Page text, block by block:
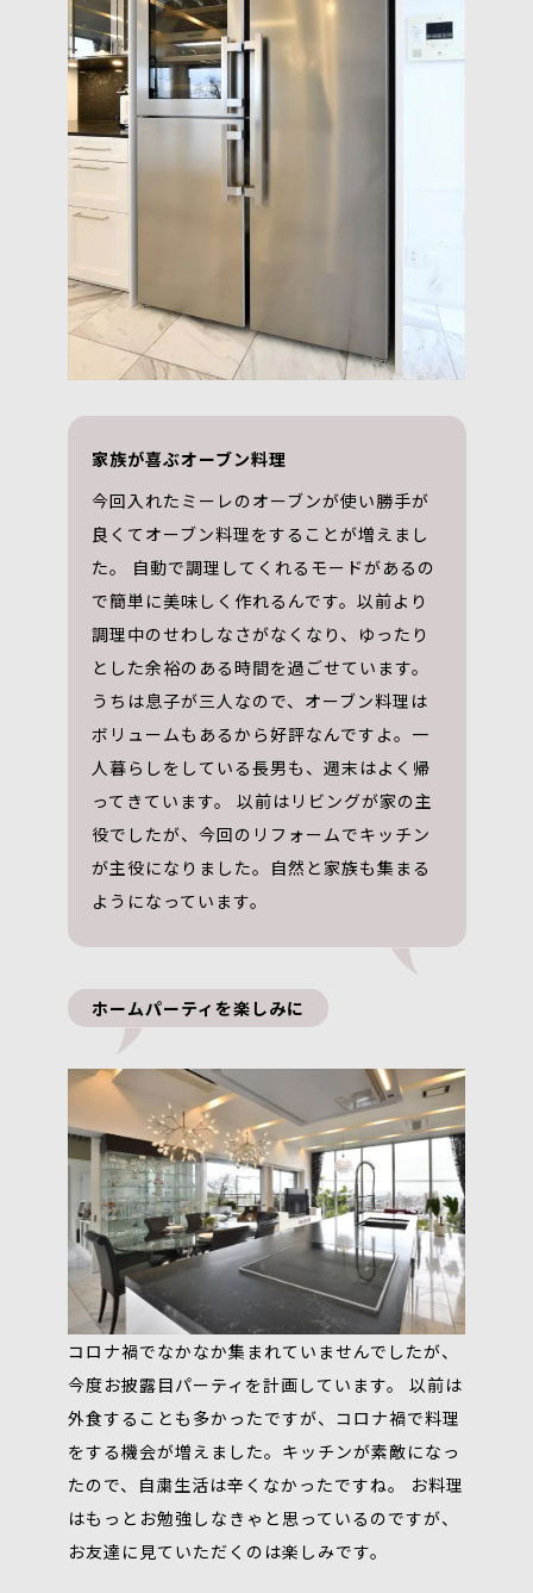
家族が喜ぶオーブン料理
今回入れたミーレのオーブンが使い勝手が
良くてオーブン料理をすることが増えまし
た。 自動で調理してくれるモードがあるの
で簡単に美味しく作れるんです。以前より
調理中のせわしなさがなくなり、ゆったり
とした余裕のある時間を過ごせています。
うちは息子が三人なので、オーブン料理は
ボリュームもあるから好評なんですよ。一
人暮らしをしている長男も、週末はよく帰
ってきています。 以前はリビングが家の主
役でしたが、今回のリフォームでキッチン
が主役になりました。自然と家族も集まる
ようになっています。
ホームパーティを楽しみに
コロナ禍でなかなか集まれていませんでしたが、
今度お披露目パーティを計画しています。 以前は
外食することも多かったですが、コロナ禍で料理
をする機会が増えました。キッチンが素敵になっ
たので、自粛生活は辛くなかったですね。 お料理
はもっとお勉強しなきゃと思っているのですが、
お友達に見ていただくのは楽しみです。